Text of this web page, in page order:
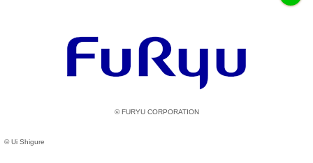
© FURYU CORPORATION
© Ui Shigure